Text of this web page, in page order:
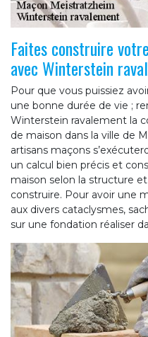
Faites construire
avec Winterstein
Pour que vous puissiez
une bonne durée de vie ;
Winterstein ravalement la
de maison dans la ville de
artisans maçons
un calcul bien précis et
maison selon la structure
construire. Pour avoir une
aux divers cataclysmes,
sur une fondation réaliser